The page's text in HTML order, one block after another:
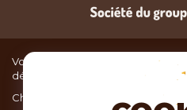
Vous recherchez du matériel de
délicieux plats ou des pâtisseries
Chez TOC, boutique d’ustensiles